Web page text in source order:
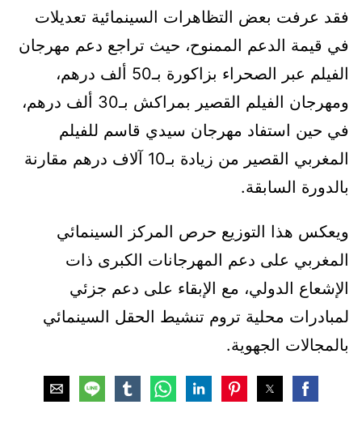
فقد عرفت بعض التظاهرات السينمائية تعديلات
في قيمة الدعم الممنوح، حيث تراجع دعم مهرجان
الفيلم عبر الصحراء بزاكورة بـ50 ألف درهم،
ومهرجان الفيلم القصير بمراكش بـ30 ألف درهم،
في حين استفاد مهرجان سيدي قاسم للفيلم
المغربي القصير من زيادة بـ10 آلاف درهم مقارنة
بالدورة السابقة.
ويعكس هذا التوزيع حرص المركز السينمائي
المغربي على دعم المهرجانات الكبرى ذات
الإشعاع الدولي، مع الإبقاء على دعم جزئي
لمبادرات محلية تروم تنشيط الحقل السينمائي
بالمجالات الجهوية.